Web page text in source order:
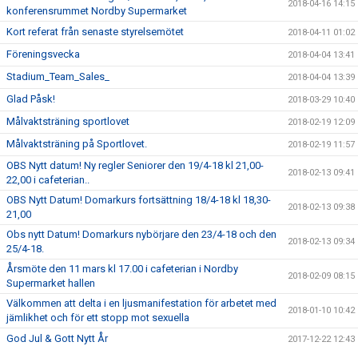
konferensrummet Nordby Supermarket
2018-04-16 14:15
Kort referat från senaste styrelsemötet 2018-04-11 01:02
Föreningsvecka 2018-04-04 13:41
Stadium_Team_Sales_ 2018-04-04 13:39
Glad Påsk! 2018-03-29 10:40
Målvaktsträning sportlovet 2018-02-19 12:09
Målvaktsträning på Sportlovet. 2018-02-19 11:57
OBS Nytt datum! Ny regler Seniorer den 19/4-18 kl 21,00-
22,00 i cafeterian..
2018-02-13 09:41
OBS Nytt Datum! Domarkurs fortsättning 18/4-18 kl 18,30-
21,00
2018-02-13 09:38
Obs nytt Datum! Domarkurs nybörjare den 23/4-18 och den
25/4-18.
2018-02-13 09:34
Årsmöte den 11 mars kl 17.00 i cafeterian i Nordby
Supermarket hallen
2018-02-09 08:15
Välkommen att delta i en ljusmanifestation för arbetet med
jämlikhet och för ett stopp mot sexuella
2018-01-10 10:42
God Jul & Gott Nytt År 2017-12-22 12:43